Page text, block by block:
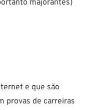
majorantes)
e que são
provas de carreiras